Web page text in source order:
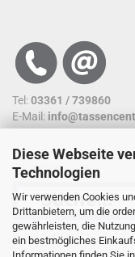
Diese Webseite
Technologien
Wir verwenden Cookies
Drittanbietern, um die
gewährleisten, die
ein bestmögliches
Informationen finden Sie
Tel:03361 / 739860
E-Mail:
SUCHFUNKTION
Nutzen sie unsere
schneller an ein Ergebnis.